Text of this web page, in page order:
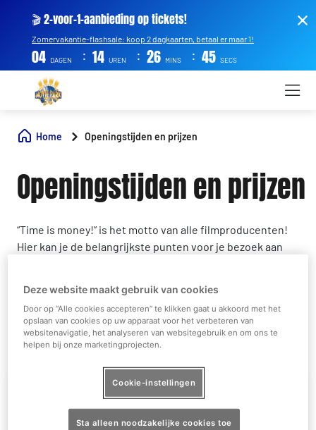
🎬 2-voor-1-aanbieding op tickets!
Zomervakantie-flashsale: koop 2 dagkaarten, betaal er maar 1!
04 DAGEN : 14 UREN : 26 MINS : 45 SECS
Home Openingstijden en prijzen
Openingstijden en prijzen
“Time is money!” is het motto van alle filmproducenten!
Hier kan je de belangrijkste punten voor je bezoek aan
park open is op de desbetreffende dag . Met ons
prijsoverzicht heb je het beste overzicht
van de productiekosten voor jouw blockbuster avontuur!
Deze website maakt gebruik van cookies
Door op “Alle cookies accepteren” te klikken gaat u akkoord met het
opslaan van cookies op uw apparaat voor het verbeteren van
websitenavigatie, het analyseren van websitegebruik en om ons te
helpen bij onze marketingprojecten.
Cookie-instellingen
Sta alleen noodzakelijke cookies toe